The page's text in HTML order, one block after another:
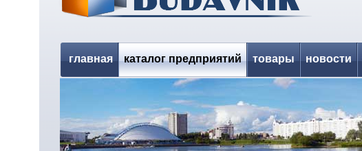
главная каталог предприятий товары новости